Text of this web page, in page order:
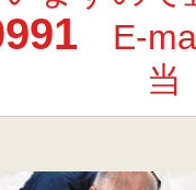
E-
当